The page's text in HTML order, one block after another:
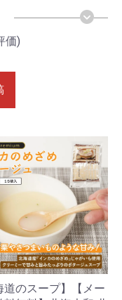
価)
道のスープ】【メー